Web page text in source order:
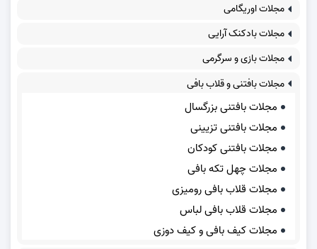
مجلات اوریگامی
مجلات بادکنک آرایی
مجلات بازی و سرگرمی
مجلات بافتنی و قلاب بافی
مجلات بافتنی بزرگسال
مجلات بافتنی تزیینی
مجلات بافتنی کودکان
مجلات چهل تکه بافی
مجلات قلاب بافی رومیزی
مجلات قلاب بافی لباس
مجلات کیف بافی و کیف دوزی